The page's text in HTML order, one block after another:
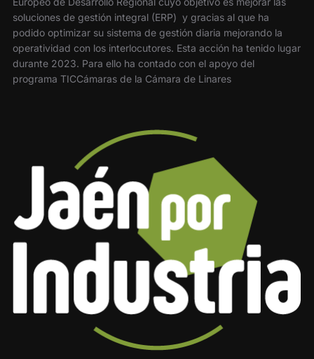
soluciones de gestión integral (ERP) y gracias al que ha
podido optimizar su sistema de gestión diaria mejorando la
operatividad con los interlocutores. Esta acción ha tenido lugar
durante 2023. Para ello ha contado con el apoyo del
programa TICCámaras de la Cámara de Linares